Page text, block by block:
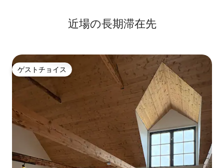
近場の長期滞在先
ゲストチョイス
ゲストチョイス